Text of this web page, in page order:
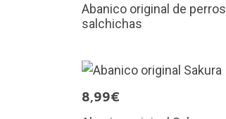
Abanico original de perros
salchichas
8,99€